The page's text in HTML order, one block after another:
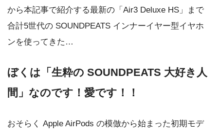
から本記事で紹介する最新の「Air3 Deluxe HS」まで
合計5世代の SOUNDPEATS インナーイヤー型イヤホ
ンを使ってきた…
ぼくは「生粋の SOUNDPEATS 大好き人
間」なのです！愛です！！
おそらく Apple AirPods の模倣から始まった初期モデ